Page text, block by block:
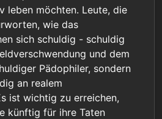
leben möchten. Leute, die
wie das
sich schuldig - schuldig
und dem
Pädophiler, sondern
an realem
ist wichtig zu erreichen,
künftig für ihre Taten